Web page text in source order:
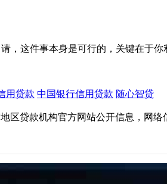
，这件事本身是可行的，关键在于
用贷款 中国银行信用贷款 随心智贷
区贷款机构官方网站公开信息，网